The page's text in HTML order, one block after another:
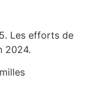
Les efforts de
2024.